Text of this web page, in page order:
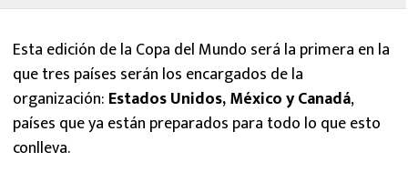
Esta edición de la Copa del Mundo será la primera en la
que tres países serán los encargados de la
organización: Estados Unidos, México y Canadá,
países que ya están preparados para todo lo que esto
conlleva.